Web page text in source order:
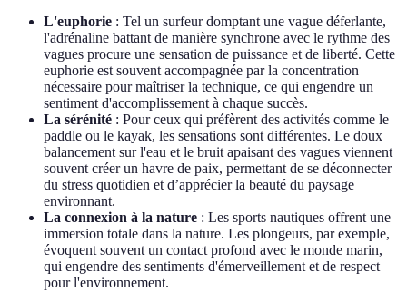
L'euphorie : Tel un surfeur domptant une vague déferlante,
l'adrénaline battant de manière synchrone avec le rythme des
vagues procure une sensation de puissance et de liberté. Cette
euphorie est souvent accompagnée par la concentration
nécessaire pour maîtriser la technique, ce qui engendre un
sentiment d'accomplissement à chaque succès.
La sérénité : Pour ceux qui préfèrent des activités comme le
paddle ou le kayak, les sensations sont différentes. Le doux
balancement sur l'eau et le bruit apaisant des vagues viennent
souvent créer un havre de paix, permettant de se déconnecter
du stress quotidien et d’apprécier la beauté du paysage
environnant.
La connexion à la nature : Les sports nautiques offrent une
immersion totale dans la nature. Les plongeurs, par exemple,
évoquent souvent un contact profond avec le monde marin,
qui engendre des sentiments d'émerveillement et de respect
pour l'environnement.